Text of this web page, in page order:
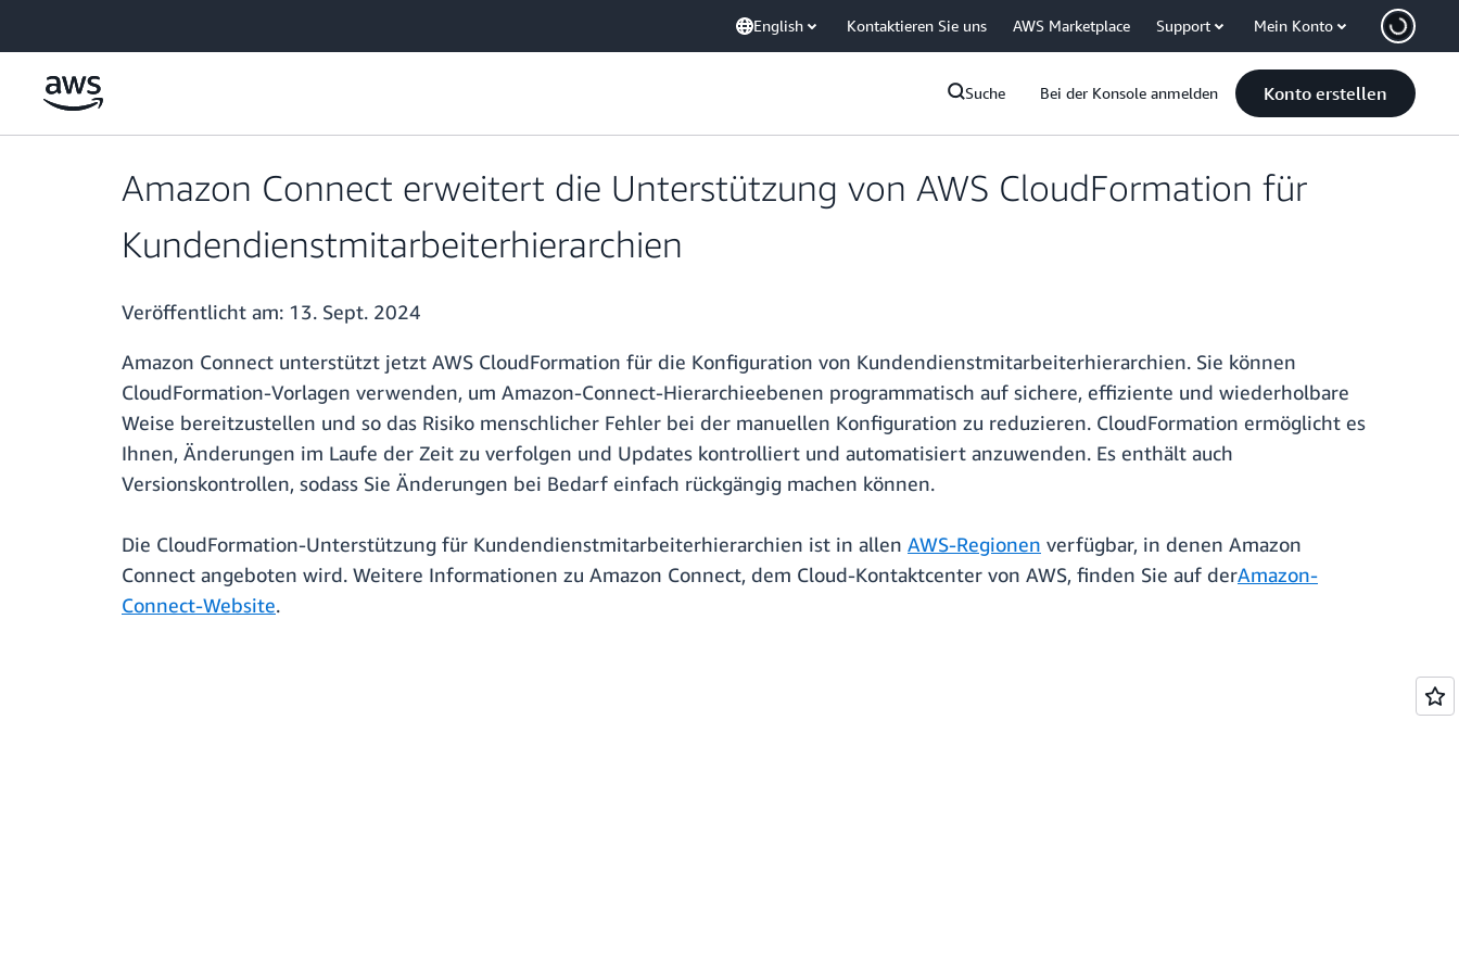
English Kontaktieren Sie uns AWS Marketplace Support Mein Konto
Suche Bei der Konsole anmelden Konto erstellen
Amazon Connect erweitert die Unterstützung von AWS CloudFormation für
Kundendienstmitarbeiterhierarchien
Veröffentlicht am: 13. Sept. 2024
Amazon Connect unterstützt jetzt AWS CloudFormation für die Konfiguration von Kundendienstmitarbeiterhierarchien. Sie können
CloudFormation-Vorlagen verwenden, um Amazon-Connect-Hierarchieebenen programmatisch auf sichere, effiziente und wiederholbare
Weise bereitzustellen und so das Risiko menschlicher Fehler bei der manuellen Konfiguration zu reduzieren. CloudFormation ermöglicht es
Ihnen, Änderungen im Laufe der Zeit zu verfolgen und Updates kontrolliert und automatisiert anzuwenden. Es enthält auch
Versionskontrollen, sodass Sie Änderungen bei Bedarf einfach rückgängig machen können.
Die CloudFormation-Unterstützung für Kundendienstmitarbeiterhierarchien ist in allen AWS-Regionen verfügbar, in denen Amazon
Connect angeboten wird. Weitere Informationen zu Amazon Connect, dem Cloud-Kontaktcenter von AWS, finden Sie auf derAmazon-
Connect-Website.